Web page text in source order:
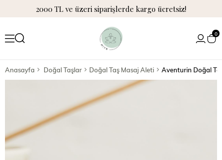
2000 TL ve üzeri siparişlerde kargo ücretsiz!
0
Anasayfa Doğal Taşlar Doğal Taş Masaj Aleti Aventurin Doğal